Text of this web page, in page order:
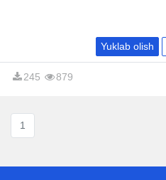
Yuklab olish
245 879
1